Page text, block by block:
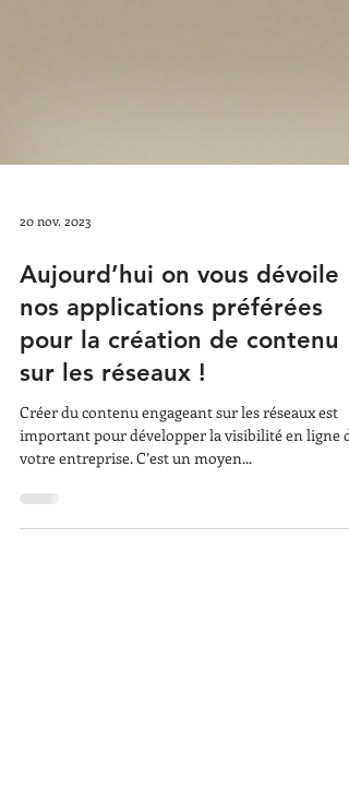
Aujourd’hui on vous dévoile
nos applications préférées
pour la création de contenu
sur les réseaux !
Créer du contenu engageant sur les réseaux est
important pour développer la visibilité en ligne de
votre entreprise. C’est un moyen...